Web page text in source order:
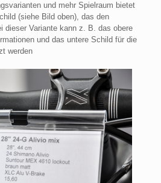
und mehr Spielraum bietet
(siehe Bild oben), das den
dieser Variante kann z. B. das obere
und das untere Schild für die
werden